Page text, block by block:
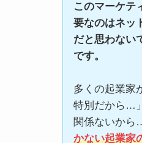
このマーケテ
要なのはネッ
だと思わない
です。
多くの起業家
特別だから…
関係ないから
かない起業家